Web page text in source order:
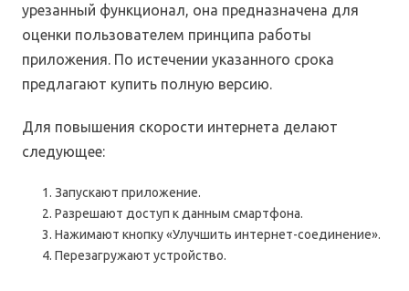
урезанный функционал, она предназначена для
оценки пользователем принципа работы
приложения. По истечении указанного срока
предлагают купить полную версию.
Для повышения скорости интернета делают
следующее:
Запускают приложение.
Разрешают доступ к данным смартфона.
Нажимают кнопку «Улучшить интернет-соединение».
Перезагружают устройство.